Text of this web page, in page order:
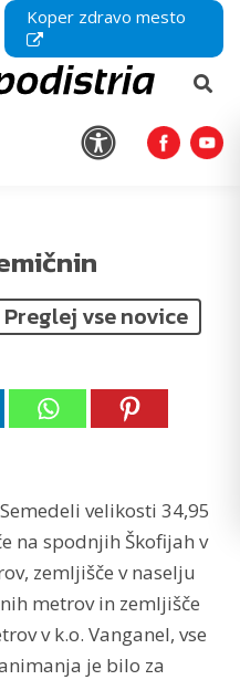
Koper zdravo mesto
Preglej vse novice
velikosti 34,95
na spodnjih Škofijah v
zemljišče v naselju
metrov in zemljišče
v k.o. Vanganel, vse
je bilo za